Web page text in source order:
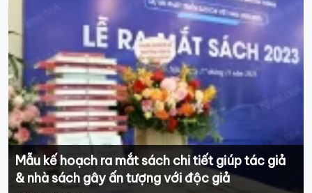
Mẫu kế hoạch ra mắt sách chi tiết giúp tác giả
& nhà sách gây ấn tượng với độc giả